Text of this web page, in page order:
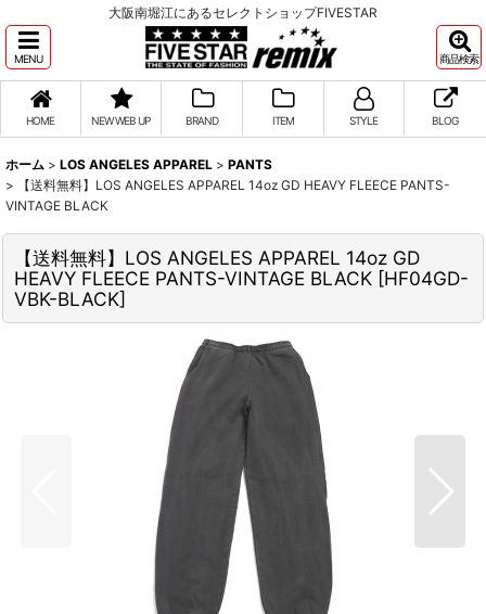
大阪南堀江にあるセレクトショップFIVESTAR
MENU 商品検索
HOME NEW WEB UP BRAND ITEM STYLE BLOG
ホーム > LOS ANGELES APPAREL > PANTS
>
【送料無料】LOS ANGELES APPAREL 14oz GD HEAVY FLEECE PANTS-
VINTAGE BLACK
【送料無料】LOS ANGELES APPAREL 14oz GD
HEAVY FLEECE PANTS-VINTAGE BLACK [HF04GD-
VBK-BLACK]